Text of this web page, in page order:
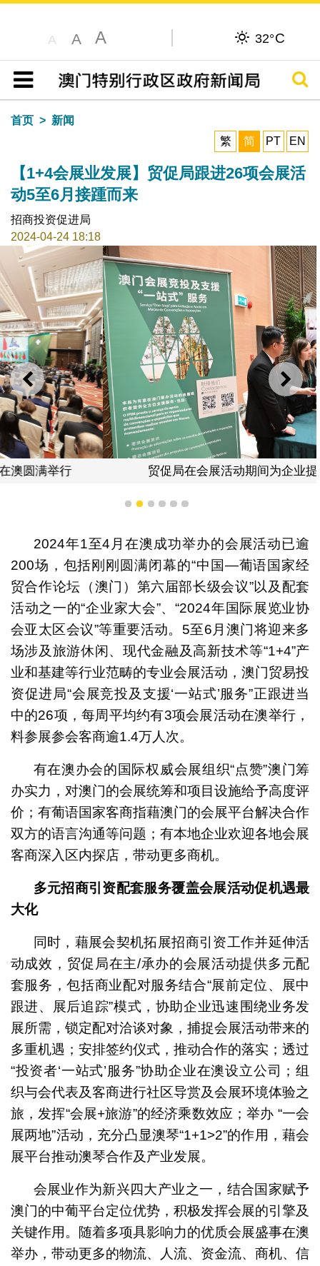
A A A 32°C
目录
搜寻
首页
新闻
繁
简 PT EN
【1+4会展业发展】贸促局跟进26项会展活
动5至6月接踵而来
招商投资促进局
2024-04-24 18:18
上一则 下一
贸促局在会展活动期间为企业提供所需服务
1 2 3 4 5 6
2024年1至4月在澳成功举办的会展活动已逾
200场，包括刚刚圆满闭幕的“中国—葡语国家经
贸合作论坛（澳门）第六届部长级会议”以及配套
活动之一的“企业家大会”、“2024年国际展览业协
会亚太区会议”等重要活动。5至6月澳门将迎来多
场涉及旅游休闲、现代金融及高新技术等“1+4”产
业和基建等行业范畴的专业会展活动，澳门贸易投
资促进局“会展竞投及支援‘一站式’服务”正跟进当
中的26项，每周平均约有3项会展活动在澳举行，
料参展参会客商逾1.4万人次。
有在澳办会的国际权威会展组织“点赞”澳门筹
办实力，对澳门的会展统筹和项目设施给予高度评
价；有葡语国家客商指藉澳门的会展平台解决合作
双方的语言沟通等问题；有本地企业欢迎各地会展
客商深入区内探店，带动更多商机。
多元招商引资配套服务覆盖会展活动促机遇最
大化
同时，藉展会契机拓展招商引资工作并延伸活
动成效，贸促局在主/承办的会展活动提供多元配
套服务，包括商业配对服务结合“展前定位、展中
跟进、展后追踪”模式，协助企业迅速围绕业务发
展所需，锁定配对洽谈对象，捕捉会展活动带来的
多重机遇；安排签约仪式，推动合作的落实；透过
“投资者‘一站式’服务”协助企业在澳设立公司；组
织与会代表及客商进行社区导赏及会展环境体验之
旅，发挥“会展+旅游”的经济乘数效应；举办 “一会
展两地”活动，充分凸显澳琴“1+1>2”的作用，藉会
展平台推动澳琴合作及产业发展。
会展业作为新兴四大产业之一，结合国家赋予
澳门的中葡平台定位优势，积极发挥会展的引擎及
关键作用。随着多项具影响力的优质会展盛事在澳
举办，带动更多的物流、人流、资金流、商机、信